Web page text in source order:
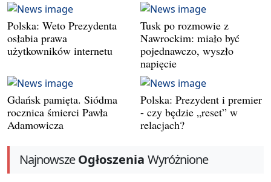
Polska: Weto Prezydenta
osłabia prawa
użytkowników internetu
Tusk po rozmowie z
Nawrockim: miało być
pojednawczo, wyszło
napięcie
Gdańsk pamięta. Siódma
rocznica śmierci Pawła
Adamowicza
Polska: Prezydent i premier
- czy będzie „reset” w
relacjach?
NajnowszeOgłoszenia Wyróżnione